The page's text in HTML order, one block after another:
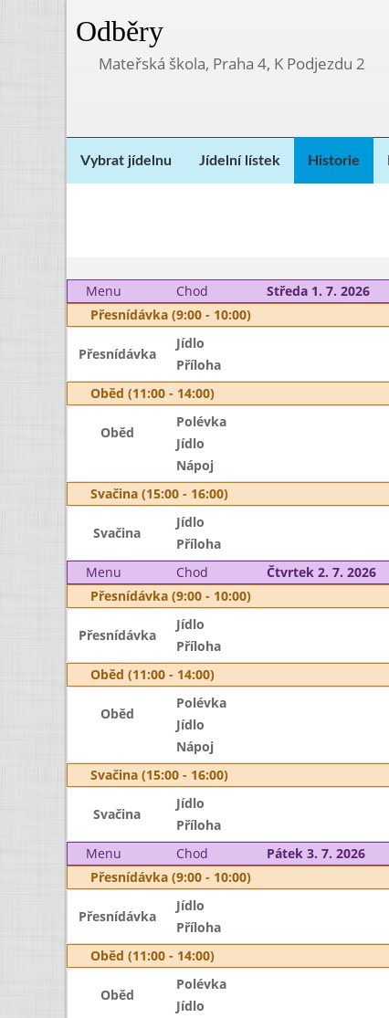
Odběry
Mateřská škola, Praha 4, K Podjezdu 2
Vybrat jídelnu Jídelní lístek Historie
Menu
Chod Středa 1. 7. 2026
Přesnídávka (9:00 - 10:00)
Přesnídávka
Jídlo
Příloha
Oběd (11:00 - 14:00)
Oběd
Polévka
Jídlo
Nápoj
Svačina (15:00 - 16:00)
Svačina
Jídlo
Příloha
Menu
Chod Čtvrtek 2. 7. 2026
Přesnídávka (9:00 - 10:00)
Přesnídávka
Jídlo
Příloha
Oběd (11:00 - 14:00)
Oběd
Polévka
Jídlo
Nápoj
Svačina (15:00 - 16:00)
Svačina
Jídlo
Příloha
Menu
Chod Pátek 3. 7. 2026
Přesnídávka (9:00 - 10:00)
Přesnídávka
Jídlo
Příloha
Oběd (11:00 - 14:00)
Oběd
Polévka
Jídlo